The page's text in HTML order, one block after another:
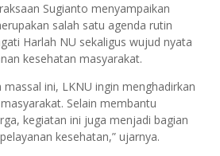
Sugianto menyampaikan
salah satu agenda rutin
Harlah NU sekaligus wujud nyata
kesehatan masyarakat.
ini, LKNU ingin menghadirkan
Selain membantu
kegiatan ini juga menjadi bagian
kesehatan,” ujarnya.